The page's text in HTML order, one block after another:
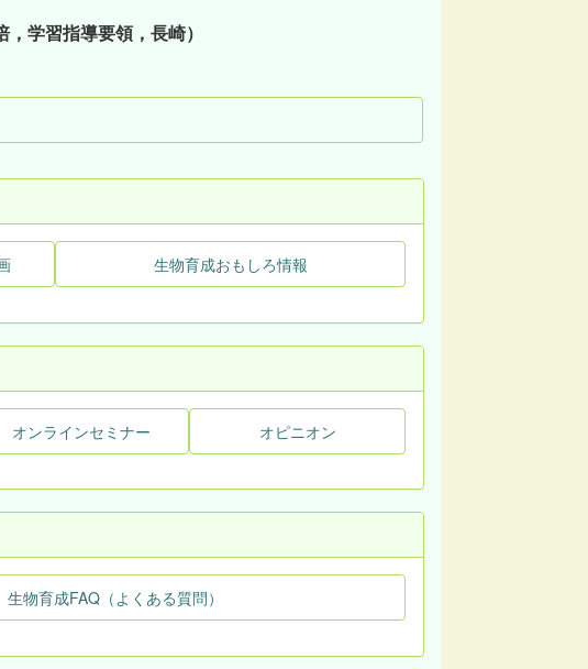
学習指導要領，長崎）
生物育成おもしろ情報
オンラインセミナー オピニオン
生物育成FAQ（よくある質問）